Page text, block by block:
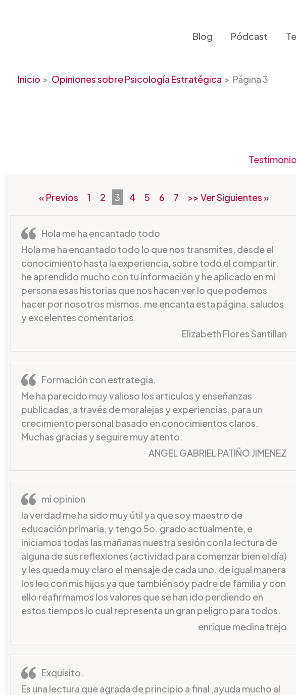
Blog Pódcast
Inicio Opiniones sobre Psicología Estratégica Página 3
« Previos 1 2 3 4 5 6 7 >> Ver Siguientes »
Hola me ha encantado todo
Hola me ha encantado todo lo que nos transmites, desde el
conocimiento hasta la experiencia, sobre todo el compartir.
he aprendido mucho con tu información y he aplicado en mi
persona esas historias que nos hacen ver lo que podemos
hacer por nosotros mismos. me encanta esta página. saludos
y excelentes comentarios.
Elizabeth Flores Santillan
Formación con estrategia.
Me ha parecido muy valioso los articulos y enseñanzas
publicadas, a través de moralejas y experiencias, para un
crecimiento personal basado en conocimientos claros.
Muchas gracias y seguire muy atento.
ANGEL GABRIEL PATIÑO JIMENEZ
mi opinion
la verdad me ha sido muy útil ya que soy maestro de
educación primaria, y tengo 5o. grado actualmente, e
iniciamos todas las mañanas nuestra sesión con la lectura de
alguna de sus reflexiones (actividad para comenzar bien el día)
y les queda muy claro el mensaje de cada uno. de igual manera
los leo con mis hijos ya que también soy padre de familia y con
ello reafirmamos los valores que se han ido perdiendo en
estos tiempos lo cual representa un gran peligro para todos.
enrique medina trejo
Exquisito.
Es una lectura que agrada de principio a final ,ayuda mucho al